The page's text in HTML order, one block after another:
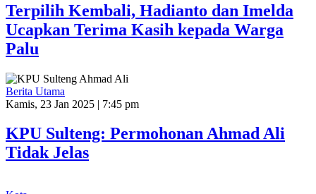
Terpilih Kembali, Hadianto dan Imelda
Ucapkan Terima Kasih kepada Warga
Palu
Berita Utama
Kamis, 23 Jan 2025 | 7:45 pm
KPU Sulteng: Permohonan Ahmad Ali
Tidak Jelas